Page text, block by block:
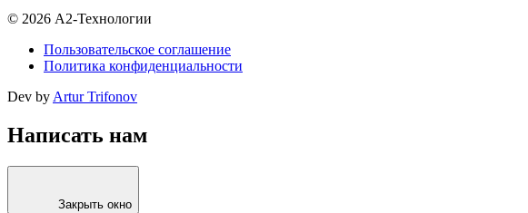
© 2026 А2-Технологии
Пользовательское соглашение
Политика конфиденциальности
Dev by Artur Trifonov
Написать нам
Закрыть окно